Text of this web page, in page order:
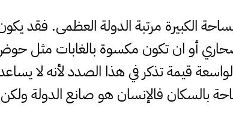
الكبيرة مرتبة الدولة العظمى. فقد
أو ان تكون مكسوة بالغابات مثل حوض
قيمة تذكر في هذا الصدد لأنه لا
بالسكان فالإنسان هو صانع الدولة